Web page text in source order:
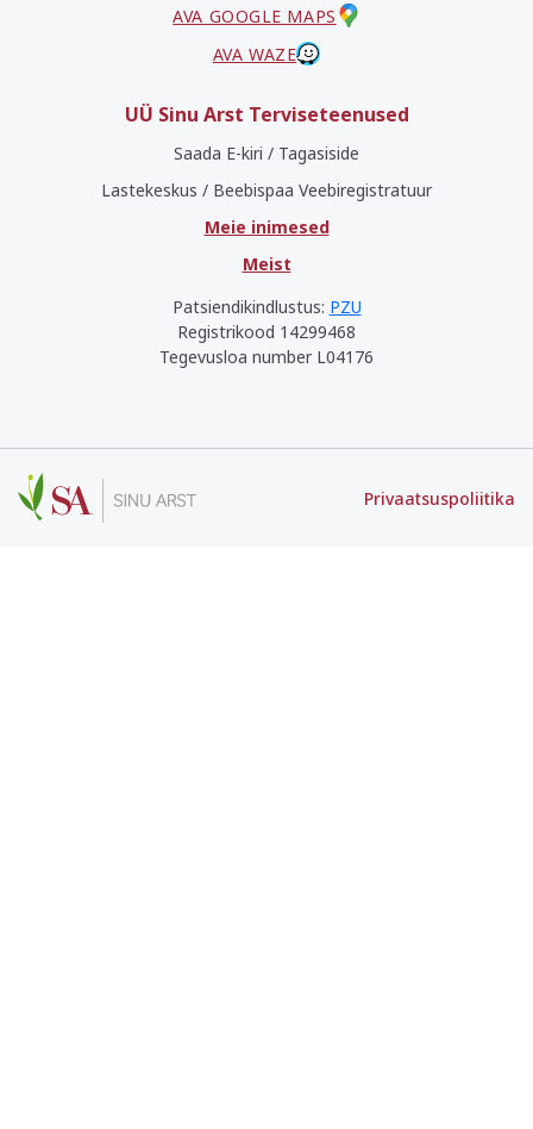
AVA GOOGLE MAPS
AVA WAZE
UÜ Sinu Arst Terviseteenused
Saada E-kiri / Tagasiside
Lastekeskus / Beebispaa Veebiregistratuur
Meie inimesed
Meist
Patsiendikindlustus: PZU
Registrikood 14299468
Tegevusloa number L04176
Privaatsuspoliitika